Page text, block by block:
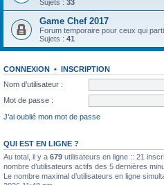
Sujets : 33
Game Chef 2017
Forum temporaire pour ceux qui
Sujets : 41
CONNEXION • INSCRIPTION
Nom d’utilisateur :
Mot de passe :
J’ai oublié mon mot de passe
QUI EST EN LIGNE ?
Au total, il y a 679 utilisateurs en ligne :: 21
nombre d’utilisateurs actifs des 5 dernières
Le nombre maximal d’utilisateurs en ligne